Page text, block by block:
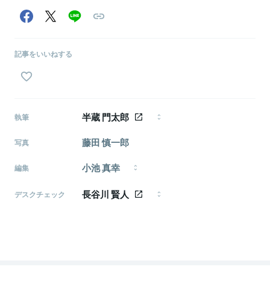
記事をいいねする
執筆 半蔵 門太郎
れ。千葉大学文学部在学中（専攻は哲学）。ビジネスか
ライター。
写真 藤田 慎一郎
編集 小池 真幸
『CAIXA』副編集長、『FastGrow』編集パートナー、グ
デスクチェック 長谷川 賢人